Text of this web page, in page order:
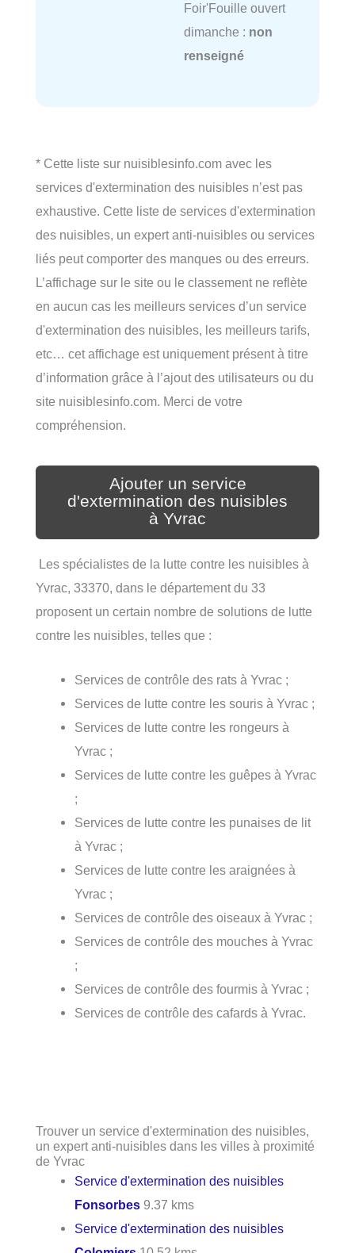
Foir'Fouille ouvert
dimanche : non
renseigné
* Cette liste sur nuisiblesinfo.com avec les
services d'extermination des nuisibles n’est pas
exhaustive. Cette liste de services d'extermination
des nuisibles, un expert anti-nuisibles ou services
liés peut comporter des manques ou des erreurs.
L’affichage sur le site ou le classement ne reflète
en aucun cas les meilleurs services d’un service
d'extermination des nuisibles, les meilleurs tarifs,
etc… cet affichage est uniquement présent à titre
d’information grâce à l’ajout des utilisateurs ou du
site nuisiblesinfo.com. Merci de votre
compréhension.
Ajouter un service
d'extermination des nuisibles
à Yvrac
Les spécialistes de la lutte contre les nuisibles à
Yvrac, 33370, dans le département du 33
proposent un certain nombre de solutions de lutte
contre les nuisibles, telles que :
Services de contrôle des rats à Yvrac ;
Services de lutte contre les souris à Yvrac ;
Services de lutte contre les rongeurs à
Yvrac ;
Services de lutte contre les guêpes à Yvrac
;
Services de lutte contre les punaises de lit
à Yvrac ;
Services de lutte contre les araignées à
Yvrac ;
Services de contrôle des oiseaux à Yvrac ;
Services de contrôle des mouches à Yvrac
;
Services de contrôle des fourmis à Yvrac ;
Services de contrôle des cafards à Yvrac.
Trouver un service d'extermination des nuisibles,
un expert anti-nuisibles dans les villes à proximité
de Yvrac
Service d'extermination des nuisibles
Fonsorbes 9.37 kms
Service d'extermination des nuisibles